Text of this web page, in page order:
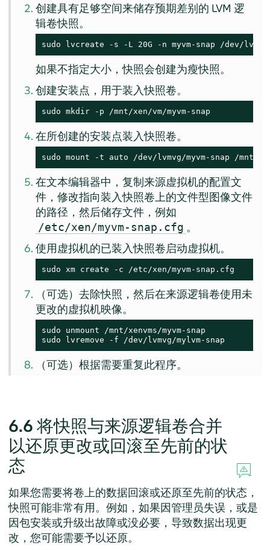
创建具有足够空间来储存预期差别的 LVM 逻
辑卷快照。
sudo lvcreate -s -L 20G -n myvm-snap /dev/lvmvg/
如果不指定大小，快照会创建为瘦快照。
创建安装点，用于装入快照卷。
sudo mkdir -p /mnt/xen/vm/myvm-snap
在所创建的安装点装入快照卷。
sudo mount -t auto /dev/lvmvg/myvm-snap /mnt/
在文本编辑器中，复制来源虚拟机的配置文
件，修改指向装入快照卷上的文件型图像文件
的路径，然后储存文件，例如
/etc/xen/myvm-snap.cfg 。
使用虚拟机的已装入快照卷启动虚拟机。
sudo xm create -c /etc/xen/myvm-snap.cfg
（可选）去除快照，然后在来源逻辑卷使用未
更改的虚拟机映像。
sudo unmount /mnt/xenvms/myvm-snap
sudo lvremove -f /dev/lvmvg/mylvm-snap
（可选）根据需要重复此程序。
6.6 将快照与来源逻辑卷合并
以还原更改或回滚至先前的状
态
如果您需要将卷上的数据回滚或还原至先前的状态，
快照可能非常有用。例如，如果因管理员失误，或是
因包安装或升级出故障或没必要，导致数据出现更
改，您可能需要予以还原。